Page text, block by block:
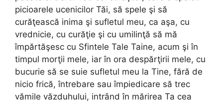
picioarele ucenicilor Tăi, să spele şi să
curăţească inima şi sufletul meu, ca aşa, cu
vrednicie, cu curăţie şi cu umilinţă să mă
împărtăşesc cu Sfintele Tale Taine, acum şi în
timpul morţii mele, iar în ora despărţirii mele, cu
bucurie să se suie sufletul meu la Tine, fără de
nicio frică, întrebare sau împiedicare să trec
vămile văzduhului, intrând în mărirea Ta cea